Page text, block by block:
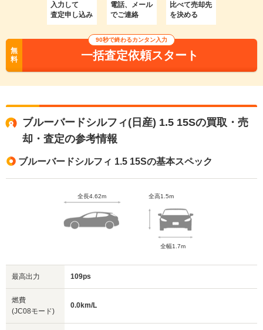
入力して
査定申し込み
電話、メール
でご連絡
比べて売却先
を決める
無
料
90秒で終わるカンタン入力
一括査定依頼スタート
ブルーバードシルフィ(日産) 1.5 15Sの買取・売
却・査定の参考情報
ブルーバードシルフィ 1.5 15Sの基本スペック
全長4.62m 全高1.5m
全幅1.7m
最高出力 109ps
燃費
(JC08モード)
0.0km/L